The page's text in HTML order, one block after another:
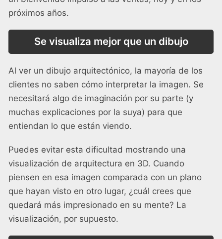
próximos años.
Se visualiza mejor que un dibujo
Al ver un dibujo arquitectónico, la mayoría de los
clientes no saben cómo interpretar la imagen. Se
necesitará algo de imaginación por su parte (y
muchas explicaciones por la suya) para que
entiendan lo que están viendo.
Puedes evitar esta dificultad mostrando una
visualización de arquitectura en 3D. Cuando
piensen en esa imagen comparada con un plano
que hayan visto en otro lugar, ¿cuál crees que
quedará más impresionado en su mente? La
visualización, por supuesto.